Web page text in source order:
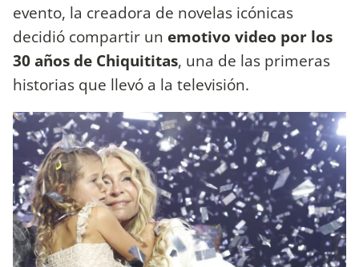
evento, la creadora de novelas icónicas
decidió compartir un emotivo video por los
30 años de Chiquititas, una de las primeras
historias que llevó a la televisión.